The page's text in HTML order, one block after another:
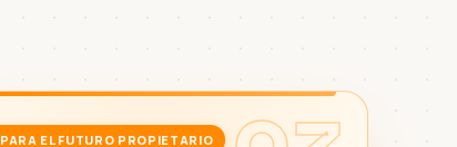
PARA EL FUTURO PROPIETARIO